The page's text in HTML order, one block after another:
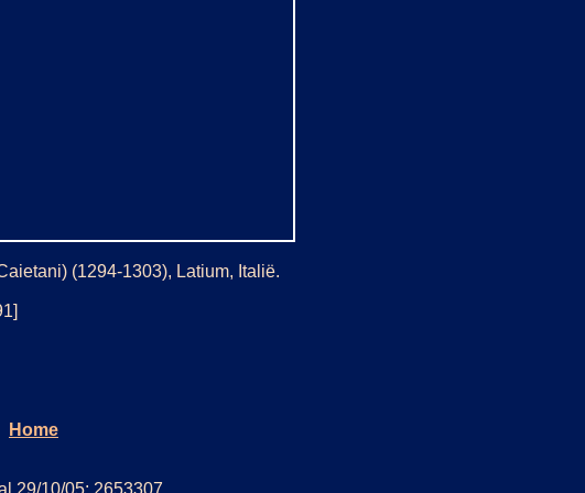
(1294-1303), Latium, Italië.
Home
29/10/05: 2653307